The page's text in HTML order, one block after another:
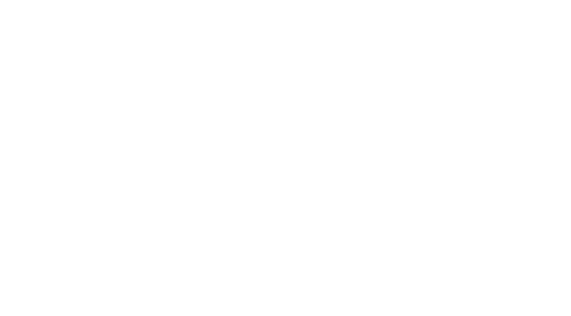
Web-Seite ist deren